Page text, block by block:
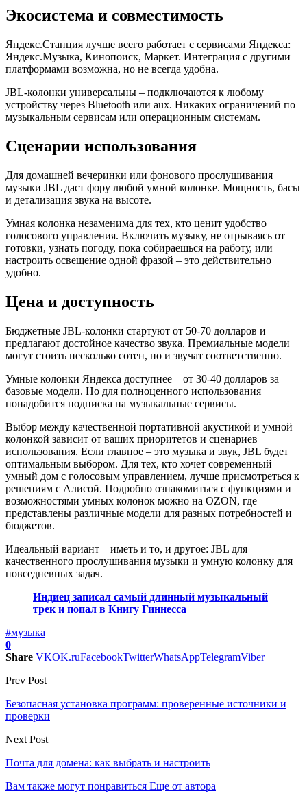
Экосистема и совместимость
Яндекс.Станция лучше всего работает с сервисами Яндекса:
Яндекс.Музыка, Кинопоиск, Маркет. Интеграция с другими
платформами возможна, но не всегда удобна.
JBL-колонки универсальны – подключаются к любому
устройству через Bluetooth или aux. Никаких ограничений по
музыкальным сервисам или операционным системам.
Сценарии использования
Для домашней вечеринки или фонового прослушивания
музыки JBL даст фору любой умной колонке. Мощность, басы
и детализация звука на высоте.
Умная колонка незаменима для тех, кто ценит удобство
голосового управления. Включить музыку, не отрываясь от
готовки, узнать погоду, пока собираешься на работу, или
настроить освещение одной фразой – это действительно
удобно.
Цена и доступность
Бюджетные JBL-колонки стартуют от 50-70 долларов и
предлагают достойное качество звука. Премиальные модели
могут стоить несколько сотен, но и звучат соответственно.
Умные колонки Яндекса доступнее – от 30-40 долларов за
базовые модели. Но для полноценного использования
понадобится подписка на музыкальные сервисы.
Выбор между качественной портативной акустикой и умной
колонкой зависит от ваших приоритетов и сценариев
использования. Если главное – это музыка и звук, JBL будет
оптимальным выбором. Для тех, кто хочет современный
умный дом с голосовым управлением, лучше присмотреться к
решениям с Алисой. Подробно ознакомиться с функциями и
возможностями умных колонок можно на OZON, где
представлены различные модели для разных потребностей и
бюджетов.
Идеальный вариант – иметь и то, и другое: JBL для
качественного прослушивания музыки и умную колонку для
повседневных задач.
Индиец записал самый длинный музыкальный
трек и попал в Книгу Гиннесса
#музыка
0
Share VKOK.ruFacebookTwitterWhatsAppTelegramViber
Prev Post
Безопасная установка программ: проверенные источники и
проверки
Next Post
Почта для домена: как выбрать и настроить
Вам также могут понравиться Еще от автора